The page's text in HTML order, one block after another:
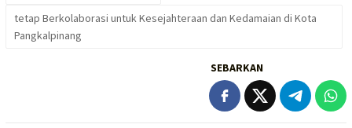
tetap Berkolaborasi untuk Kesejahteraan dan Kedamaian di Kota
Pangkalpinang
SEBARKAN